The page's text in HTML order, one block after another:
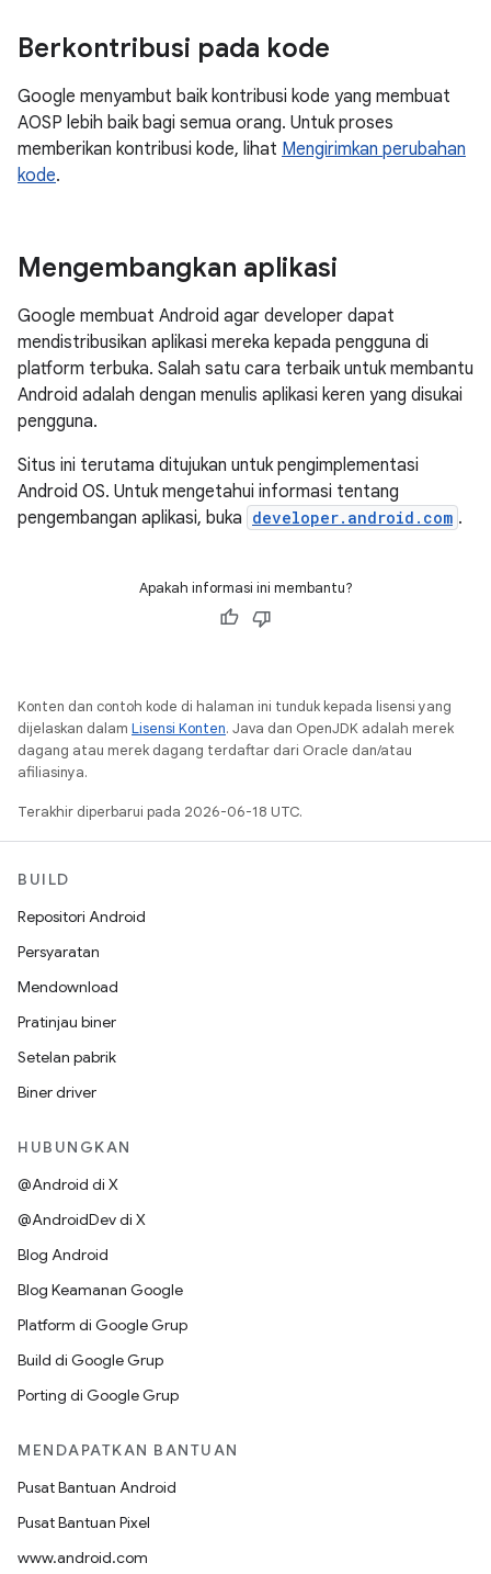
Berkontribusi pada kode
Google menyambut baik kontribusi kode yang membuat
AOSP lebih baik bagi semua orang. Untuk proses
memberikan kontribusi kode, lihat Mengirimkan perubahan
kode.
Mengembangkan aplikasi
Google membuat Android agar developer dapat
mendistribusikan aplikasi mereka kepada pengguna di
platform terbuka. Salah satu cara terbaik untuk membantu
Android adalah dengan menulis aplikasi keren yang disukai
pengguna.
Situs ini terutama ditujukan untuk pengimplementasi
Android OS. Untuk mengetahui informasi tentang
pengembangan aplikasi, buka developer.android.com .
Apakah informasi ini membantu?
Konten dan contoh kode di halaman ini tunduk kepada lisensi yang
dijelaskan dalam Lisensi Konten. Java dan OpenJDK adalah merek
dagang atau merek dagang terdaftar dari Oracle dan/atau
afiliasinya.
Terakhir diperbarui pada 2026-06-18 UTC.
BUILD
Repositori Android
Persyaratan
Mendownload
Pratinjau biner
Setelan pabrik
Biner driver
HUBUNGKAN
@Android di X
@AndroidDev di X
Blog Android
Blog Keamanan Google
Platform di Google Grup
Build di Google Grup
Porting di Google Grup
MENDAPATKAN BANTUAN
Pusat Bantuan Android
Pusat Bantuan Pixel
www.android.com